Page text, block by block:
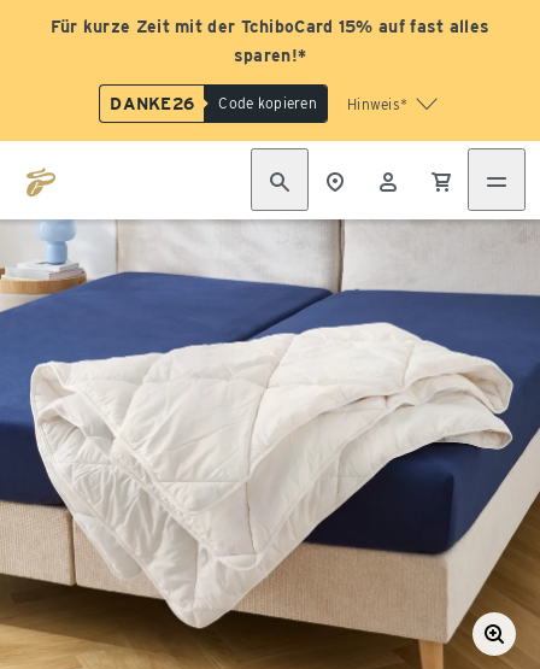
Für kurze Zeit mit der TchiboCard 15% auf fast alles
sparen!*
DANKE26 Code kopieren Hinweis*